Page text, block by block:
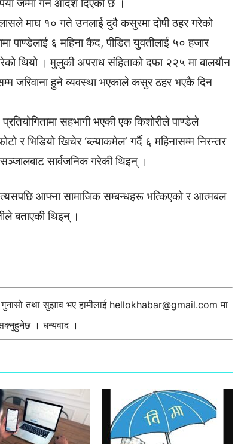
जम्मा गर्न आदेश दिएको छ ।
माघ १० गते उनलाई दुवै कसुरमा दोषी ठहर गरेको
पाण्डेलाई ६ महिना कैद, पीडित युवतीलाई ५० हजार
थियो । मुलुकी अपराध संहिताको दफा २२५ मा बालयौन
जरिवाना हुने व्यवस्था भएकाले कसुर ठहर भएकै दिन
सहभागी भएकी एक किशोरीले पाण्डेले
र भिडियो खिचेर ‘ब्ल्याकमेल’ गर्दै ६ महिनासम्म निरन्तर
सार्वजनिक गरेकी थिइन् ।
आफ्ना सामाजिक सम्बन्धहरू भत्किएको र आत्मबल
बताएकी थिइन् ।
तथा सुझाव भए हामीलाई hellokhabar@gmail.com मा
। धन्यवाद ।